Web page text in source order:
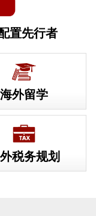
置先行者
海外留学
税务规划